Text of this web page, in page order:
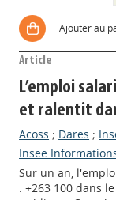
Ajouter au
Article
L’emploi
et ralentit
Acoss ; Dares ;
Insee
Sur un an,
: +263 100 dans